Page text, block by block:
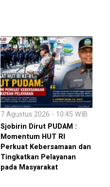
7 Agustus 2026 - 10:45 WIB
Sjobirin Dirut PUDAM :
Momentum HUT RI
Perkuat Kebersamaan dan
Tingkatkan Pelayanan
pada Masyarakat